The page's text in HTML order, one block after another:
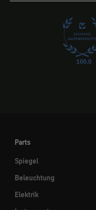
100.0
Parts
Spiegel
Beleuchtung
Elektrik